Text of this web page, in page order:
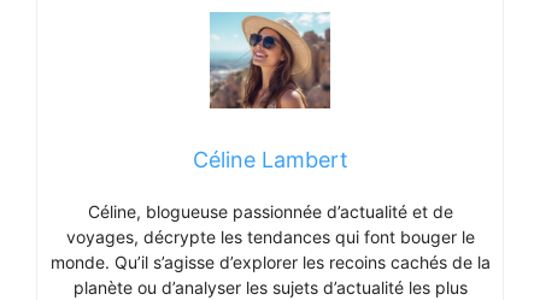
Céline Lambert
Céline, blogueuse passionnée d’actualité et de
voyages, décrypte les tendances qui font bouger le
monde. Qu’il s’agisse d’explorer les recoins cachés de la
planète ou d’analyser les sujets d’actualité les plus